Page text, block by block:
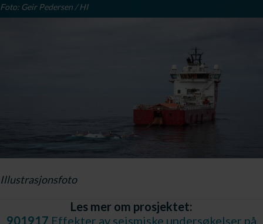
Foto: Geir Pedersen / HI
Illustrasjonsfoto
Les mer om prosjektet:
901917 Effekter av seismiske undersøkelser på